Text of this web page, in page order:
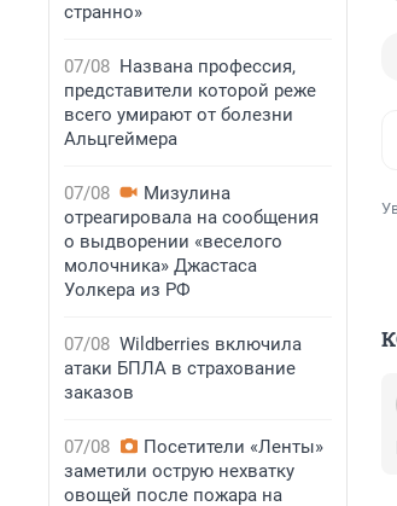
странно»
07/08 Названа профессия,
представители которой реже
всего умирают от болезни
Альцгеймера
07/08
Мизулина
отреагировала на сообщения
о выдворении «веселого
молочника» Джастаса
Уолкера из РФ
07/08 Wildberries включила
атаки БПЛА в страхование
заказов
07/08
Посетители «Ленты»
заметили острую нехватку
овощей после пожара на